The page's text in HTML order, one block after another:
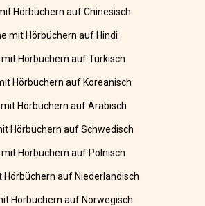
Hörbüchern auf Chinesisch
mit Hörbüchern auf Hindi
mit Hörbüchern auf Türkisch
Hörbüchern auf Koreanisch
mit Hörbüchern auf Arabisch
Hörbüchern auf Schwedisch
mit Hörbüchern auf Polnisch
Hörbüchern auf Niederländisch
Hörbüchern auf Norwegisch